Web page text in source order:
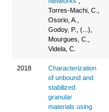
Torres-Machi, C.,
Osorio, A.,
Godoy, P., (...),
Mourgues, C.,
Videla, C.
2018
Characterization
of unbound and
stabilized
granular
materials using